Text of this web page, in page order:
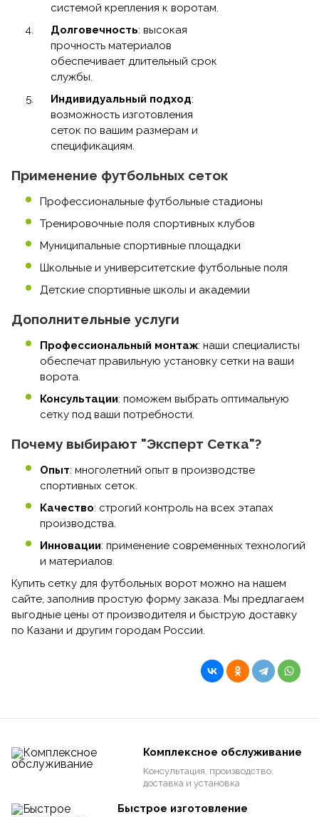
системой крепления к воротам.
Долговечность: высокая
прочность материалов
обеспечивает длительный срок
службы.
Индивидуальный подход:
возможность изготовления
сеток по вашим размерам и
спецификациям.
Применение футбольных сеток
Профессиональные футбольные стадионы
Тренировочные поля спортивных клубов
Муниципальные спортивные площадки
Школьные и университетские футбольные поля
Детские спортивные школы и академии
Дополнительные услуги
Профессиональный монтаж: наши специалисты
обеспечат правильную установку сетки на ваши
ворота.
Консультации: поможем выбрать оптимальную
сетку под ваши потребности.
Почему выбирают "Эксперт Сетка"?
Опыт: многолетний опыт в производстве
спортивных сеток.
Качество: строгий контроль на всех этапах
производства.
Инновации: применение современных технологий
и материалов.
Купить сетку для футбольных ворот можно на нашем
сайте, заполнив простую форму заказа. Мы предлагаем
выгодные цены от производителя и быструю доставку
по Казани и другим городам России.
Комплексное обслуживание
Консультация, производство,
доставка и установка
Быстрое изготовление